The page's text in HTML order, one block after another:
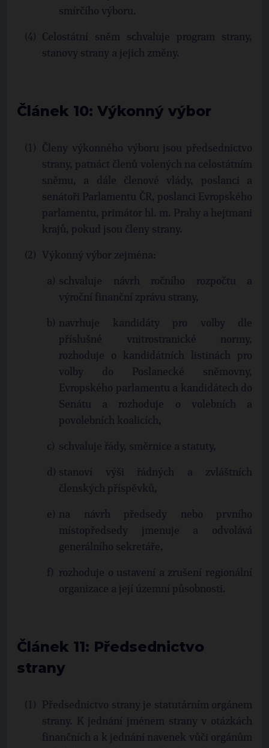
smírčího výboru.
Celostátní sněm schvaluje program strany,
stanovy strany a jejich změny.
Článek 10: Výkonný výbor
Členy výkonného výboru jsou předsednictvo
strany, patnáct členů volených na celostátním
sněmu, a dále členové vlády, poslanci a
senátoři Parlamentu ČR, poslanci Evropského
parlamentu, primátor hl. m. Prahy a hejtmani
krajů, pokud jsou členy strany.
Výkonný výbor zejména:
schvaluje návrh ročního rozpočtu a
výroční finanční zprávu strany,
navrhuje kandidáty pro volby dle
příslušné vnitrostranické normy,
rozhoduje o kandidátních listinách pro
volby do Poslanecké sněmovny,
Evropského parlamentu a kandidátech do
Senátu a rozhoduje o volebních a
povolebních koalicích,
schvaluje řády, směrnice a statuty,
stanoví výši řádných a zvláštních
členských příspěvků,
na návrh předsedy nebo prvního
místopředsedy jmenuje a odvolává
generálního sekretáře,
rozhoduje o ustavení a zrušení regionální
organizace a její územní působnosti.
Článek 11: Předsednictvo
strany
Předsednictvo strany je statutárním orgánem
strany. K jednání jménem strany v otázkách
finančních a k jednání navenek vůči orgánům